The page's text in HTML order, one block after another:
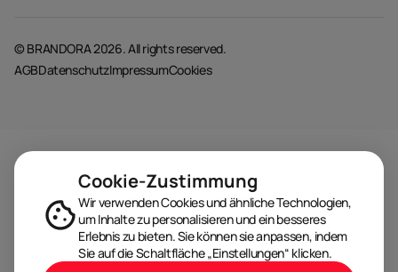
© BRANDORA 2026. All rights reserved.
AGBDatenschutzImpressumCookies
Cookie-Zustimmung
Wir verwenden Cookies und ähnliche Technologien,
um Inhalte zu personalisieren und ein besseres
Erlebnis zu bieten. Sie können sie anpassen, indem
Sie auf die Schaltfläche „Einstellungen“ klicken.